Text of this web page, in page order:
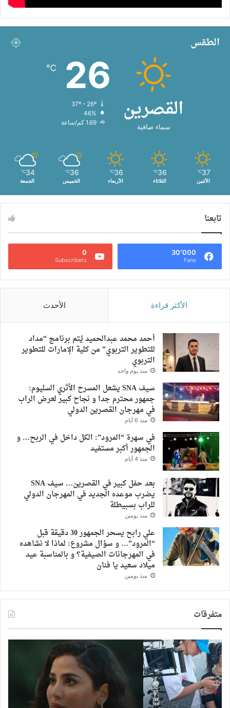
الطقس
القصرين
سماء صافية
26
℃
46%
1.69 كم/ساعة
37
℃
الأثنين
36
℃
الثلاثاء
36
℃
الأربعاء
36
℃
الخميس
34
℃
الجمعة
تابعنا
30٬000
Fans
0
Subscribers
الأكثر قراءة الأحدث
أحمد محمد عبدالحميد يُتم برنامج “مداد
للتطوير التربوي” من كلية الإمارات للتطوير
التربوي
منذ يوم واحد
سيف SNA يشعل المسرح الأثري السليوم:
جمهور محترم جدا و نجاح كبير لعرض الراب
في مهرجان القصرين الدولي
منذ 6 أيام
في سهرة “المرود”: الكل داخل في الربح… و
الجمهور أكبر مستفيد
منذ 4 أيام
بعد حفل كبير في القصرين… سيف SNA
يضرب موعده الجديد في المهرجان الدولي
للراب بسبيطلة
منذ يومين
علي رابح يسحر الجمهور 30 دقيقة قبل
“المرود”… و سؤال مشروع: لماذا لا نشاهده
في المهرجانات الصيفية؟ و بالمناسبة عيد
ميلاد سعيد يا فنان
منذ يومين
متفرقات
أداء
جبار..
تفاعل
كبير
مع
مشاهد